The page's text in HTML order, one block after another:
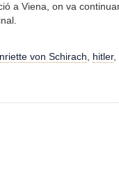
a Viena, on va
von Schirach hitler,